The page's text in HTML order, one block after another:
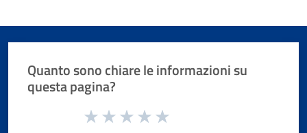
Quanto sono chiare le informazioni su
questa pagina?
Valuta da 1 a 5 stelle la pagina